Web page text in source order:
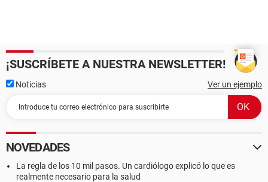
¡SUSCRÍBETE A NUESTRA NEWSLETTER!
Noticias Ver un ejemplo
NOVEDADES
La regla de los 10 mil pasos. Un cardiólogo explicó lo que es
realmente necesario para la salud